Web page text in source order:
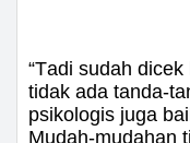
“Tadi sudah
tidak ada tanda-
psikologis juga
Mudah-mudahan